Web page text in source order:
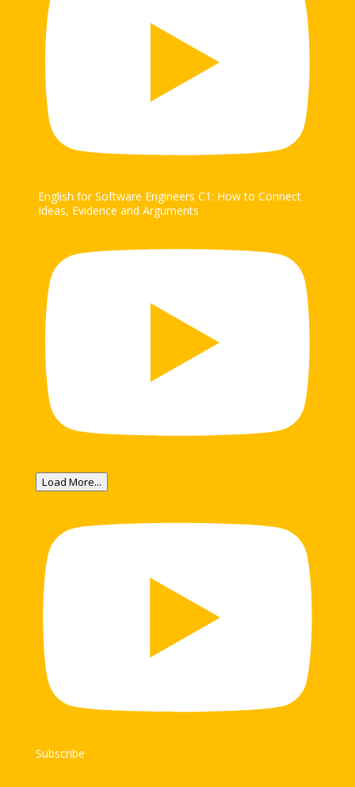
English for Software Engineers C1: How to Connect
Ideas, Evidence and Arguments
Load More...
Subscribe